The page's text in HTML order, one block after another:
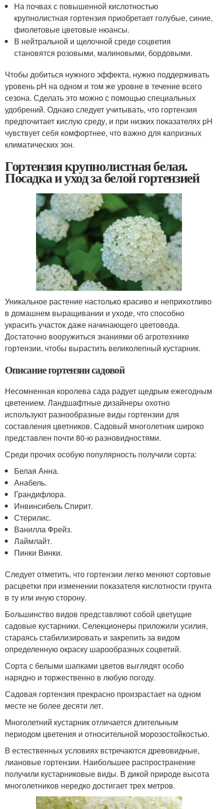
На почвах с повышенной кислотностью
крупнолистная гортензия приобретает голубые, синие,
фиолетовые цветовые нюансы.
В нейтральной и щелочной среде соцветия
становятся розовыми, малиновыми, бордовыми.
Чтобы добиться нужного эффекта, нужно поддерживать
уровень pH на одном и том же уровне в течение всего
сезона. Сделать это можно с помощью специальных
удобрений. Однако следует учитывать, что гортензия
предпочитает кислую среду, и при низких показателях pH
чувствует себя комфортнее, что важно для капризных
климатических зон.
Гортензия крупнолистная белая.
Посадка и уход за белой гортензией
Уникальное растение настолько красиво и неприхотливо
в домашнем выращивании и уходе, что способно
украсить участок даже начинающего цветовода.
Достаточно вооружиться знаниями об агротехнике
гортензии, чтобы вырастить великолепный кустарник.
Описание гортензии садовой
Несомненная королева сада радует щедрым ежегодным
цветением. Ландшафтные дизайнеры охотно
используют разнообразные виды гортензии для
составления цветников. Садовый многолетник широко
представлен почти 80-ю разновидностями.
Среди прочих особую популярность получили сорта:
Белая Анна.
Анабель.
Грандифлора.
Инвинсибель Спирит.
Стерилис.
Ванилла Фрейз.
Лаймлайт.
Пинки Винки.
Следует отметить, что гортензии легко меняют сортовые
расцветки при изменении показателя кислотности грунта
в ту или иную сторону.
Большинство видов представляют собой цветущие
садовые кустарники. Селекционеры приложили усилия,
стараясь стабилизировать и закрепить за видом
определенную окраску шарообразных соцветий.
Сорта с белыми шапками цветов выглядят особо
нарядно и торжественно в любую погоду.
Садовая гортензия прекрасно произрастает на одном
месте не более десяти лет.
Многолетний кустарник отличается длительным
периодом цветения и относительной морозостойкостью.
В естественных условиях встречаются древовидные,
лиановые гортензии. Наибольшее распространение
получили кустарниковые виды. В дикой природе высота
многолетников нередко достигает трех метров.